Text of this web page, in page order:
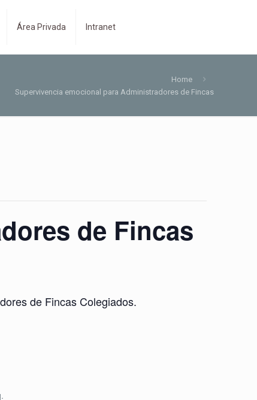
Área Privada Intranet
Home
Supervivencia emocional para Administradores de Fincas
de Fincas
de Fincas Colegiados.